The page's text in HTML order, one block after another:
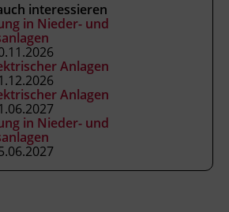
der
stellt der Kursveranstalter
ÖVE R 16 aus, der die
zum Arbeiten unter
interessieren
in Nieder- und
Anlagen
Anlagen
in Nieder- und